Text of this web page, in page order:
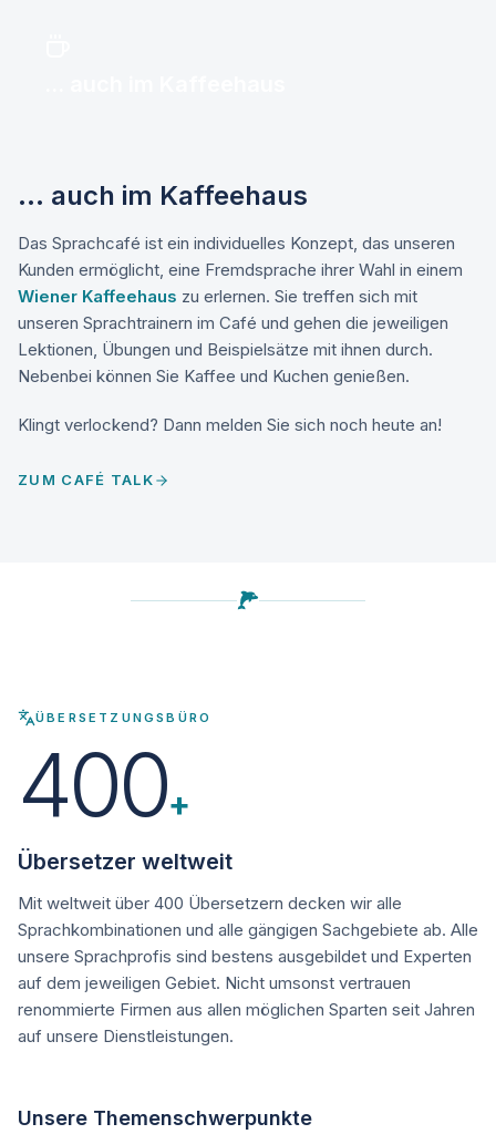
... auch im Kaffeehaus
Das Sprachcafé ist ein individuelles Konzept, das unseren
Kunden ermöglicht, eine Fremdsprache ihrer Wahl in einem
Wiener Kaffeehaus zu erlernen. Sie treffen sich mit
unseren Sprachtrainern im Café und gehen die jeweiligen
Lektionen, Übungen und Beispielsätze mit ihnen durch.
Nebenbei können Sie Kaffee und Kuchen genießen.
Klingt verlockend? Dann melden Sie sich noch heute an!
ZUM CAFÉ TALK
ÜBERSETZUNGSBÜRO
400+
Übersetzer weltweit
Mit weltweit über 400 Übersetzern decken wir alle
Sprachkombinationen und alle gängigen Sachgebiete ab. Alle
unsere Sprachprofis sind bestens ausgebildet und Experten
auf dem jeweiligen Gebiet. Nicht umsonst vertrauen
renommierte Firmen aus allen möglichen Sparten seit Jahren
auf unsere Dienstleistungen.
Unsere Themenschwerpunkte